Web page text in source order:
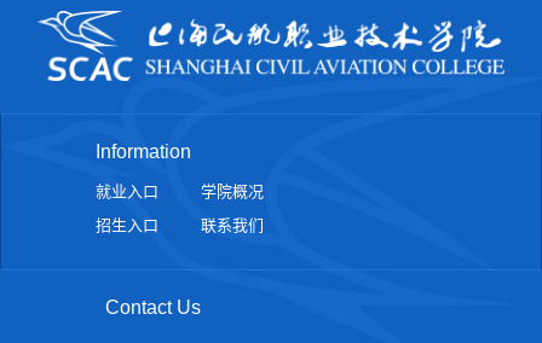
Information
就业入口
学院概况
招生入口
联系我们
Contact Us